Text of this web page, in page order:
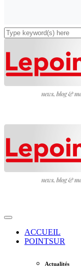
ACCUEIL
POINTSUR
Actualités